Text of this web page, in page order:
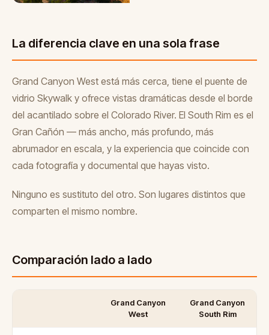
La diferencia clave en una sola frase
Grand Canyon West está más cerca, tiene el puente de
vidrio Skywalk y ofrece vistas dramáticas desde el borde
del acantilado sobre el Colorado River. El South Rim es el
Gran Cañón — más ancho, más profundo, más
abrumador en escala, y la experiencia que coincide con
cada fotografía y documental que hayas visto.
Ninguno es sustituto del otro. Son lugares distintos que
comparten el mismo nombre.
Comparación lado a lado
Grand Canyon
West
Grand Canyon
South Rim